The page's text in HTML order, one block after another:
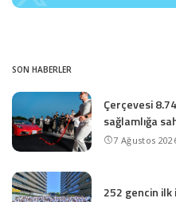
SON HABERLER
Çerçevesi
sağlamlığa
7 Ağustos
252 gencin ilk